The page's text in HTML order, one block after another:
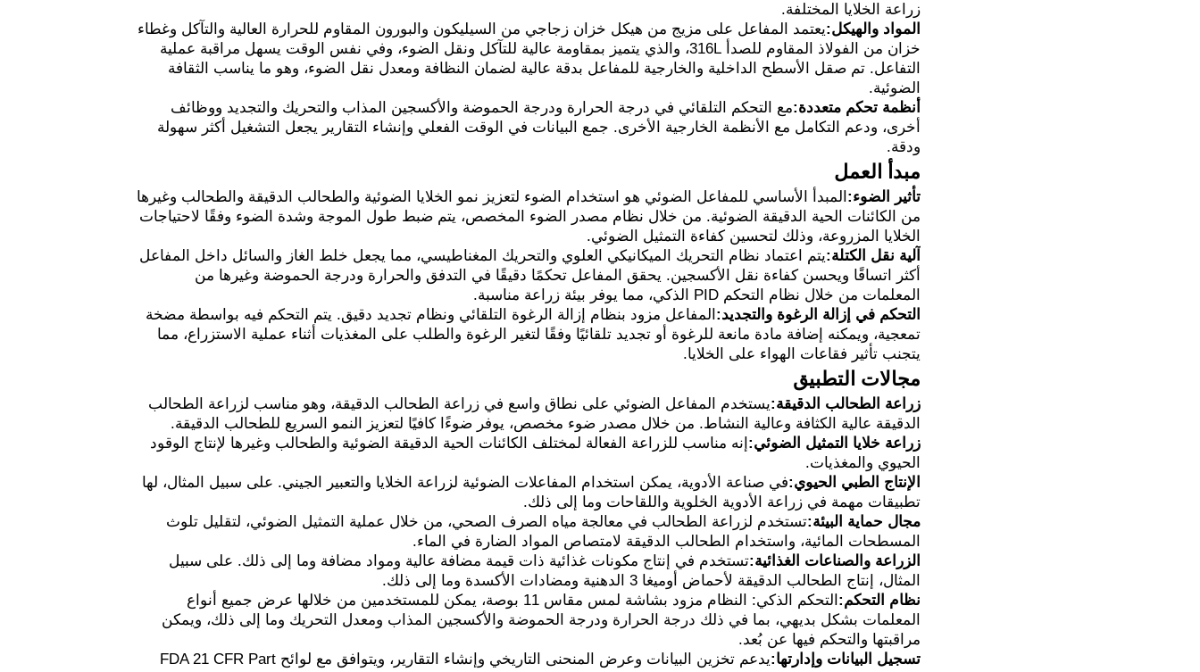
زراعة الخلايا المختلفة.
المواد والهيكل:يعتمد المفاعل على مزيج من هيكل خزان زجاجي من السيليكون والبورون المقاوم للحرارة العالية والتآكل وغطاء
خزان من الفولاذ المقاوم للصدأ 316L، والذي يتميز بمقاومة عالية للتآكل ونقل الضوء، وفي نفس الوقت يسهل مراقبة عملية
التفاعل. تم صقل الأسطح الداخلية والخارجية للمفاعل بدقة عالية لضمان النظافة ومعدل نقل الضوء، وهو ما يناسب الثقافة
الضوئية.
أنظمة تحكم متعددة:مع التحكم التلقائي في درجة الحرارة ودرجة الحموضة والأكسجين المذاب والتحريك والتجديد ووظائف
أخرى، ودعم التكامل مع الأنظمة الخارجية الأخرى. جمع البيانات في الوقت الفعلي وإنشاء التقارير يجعل التشغيل أكثر سهولة
ودقة.
مبدأ العمل
تأثير الضوء: المبدأ الأساسي للمفاعل الضوئي هو استخدام الضوء لتعزيز نمو الخلايا الضوئية والطحالب الدقيقة والطحالب وغيرها
من الكائنات الحية الدقيقة الضوئية. من خلال نظام مصدر الضوء المخصص، يتم ضبط طول الموجة وشدة الضوء وفقًا لاحتياجات
الخلايا المزروعة، وذلك لتحسين كفاءة التمثيل الضوئي.
آلية نقل الكتلة:يتم اعتماد نظام التحريك الميكانيكي العلوي والتحريك المغناطيسي، مما يجعل خلط الغاز والسائل داخل المفاعل
أكثر اتساقًا ويحسن كفاءة نقل الأكسجين. يحقق المفاعل تحكمًا دقيقًا في التدفق والحرارة ودرجة الحموضة وغيرها من
المعلمات من خلال نظام التحكم PID الذكي، مما يوفر بيئة زراعة مناسبة.
التحكم في إزالة الرغوة والتجديد: المفاعل مزود بنظام إزالة الرغوة التلقائي ونظام تجديد دقيق. يتم التحكم فيه بواسطة مضخة
تمعجية، ويمكنه إضافة مادة مانعة للرغوة أو تجديد تلقائيًا وفقًا لتغير الرغوة والطلب على المغذيات أثناء عملية الاستزراع، مما
يتجنب تأثير فقاعات الهواء على الخلايا.
مجالات التطبيق
زراعة الطحالب الدقيقة:يستخدم المفاعل الضوئي على نطاق واسع في زراعة الطحالب الدقيقة، وهو مناسب لزراعة الطحالب
الدقيقة عالية الكثافة وعالية النشاط. من خلال مصدر ضوء مخصص، يوفر ضوءًا كافيًا لتعزيز النمو السريع للطحالب الدقيقة.
زراعة خلايا التمثيل الضوئي: إنه مناسب للزراعة الفعالة لمختلف الكائنات الحية الدقيقة الضوئية والطحالب وغيرها لإنتاج الوقود
الحيوي والمغذيات.
الإنتاج الطبي الحيوي:في صناعة الأدوية، يمكن استخدام المفاعلات الضوئية لزراعة الخلايا والتعبير الجيني. على سبيل المثال، لها
تطبيقات مهمة في زراعة الأدوية الخلوية واللقاحات وما إلى ذلك.
مجال حماية البيئة:تستخدم لزراعة الطحالب في معالجة مياه الصرف الصحي، من خلال عملية التمثيل الضوئي، لتقليل تلوث
المسطحات المائية، واستخدام الطحالب الدقيقة لامتصاص المواد الضارة في الماء.
الزراعة والصناعات الغذائية:تستخدم في إنتاج مكونات غذائية ذات قيمة مضافة عالية ومواد مضافة وما إلى ذلك. على سبيل
المثال، إنتاج الطحالب الدقيقة لأحماض أوميغا 3 الدهنية ومضادات الأكسدة وما إلى ذلك.
نظام التحكم:
التحكم الذكي: النظام مزود بشاشة لمس مقاس 11 بوصة، يمكن للمستخدمين من خلالها عرض جميع أنواع
المعلمات بشكل بديهي، بما في ذلك درجة الحرارة ودرجة الحموضة والأكسجين المذاب ومعدل التحريك وما إلى ذلك، ويمكن
مراقبتها والتحكم فيها عن بُعد.
تسجيل البيانات وإدارتها:
يدعم تخزين البيانات وعرض المنحنى التاريخي وإنشاء التقارير، ويتوافق مع لوائح FDA 21 CFR Part